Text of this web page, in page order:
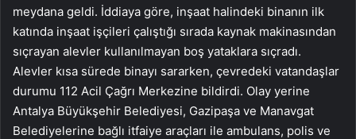
meydana geldi. İddiaya göre, inşaat halindeki binanın ilk
katında inşaat işçileri çalıştığı sırada kaynak makinasından
sıçrayan alevler kullanılmayan boş yataklara sıçradı.
Alevler kısa sürede binayı sararken, çevredeki vatandaşlar
durumu 112 Acil Çağrı Merkezine bildirdi. Olay yerine
Antalya Büyükşehir Belediyesi, Gazipaşa ve Manavgat
Belediyelerine bağlı itfaiye araçları ile ambulans, polis ve